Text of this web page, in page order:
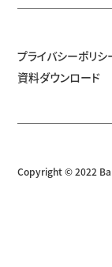
プライバシーポリシ
資料ダウンロード
Copyright © 2022